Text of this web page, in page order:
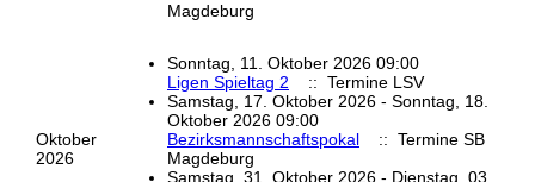
Magdeburg
Oktober
2026
Sonntag, 11. Oktober 2026 09:00
Ligen Spieltag 2
:: Termine LSV
Samstag, 17. Oktober 2026 - Sonntag, 18.
Oktober 2026 09:00
Bezirksmannschaftspokal
:: Termine SB
Magdeburg
Samstag, 31. Oktober 2026 - Dienstag, 03.